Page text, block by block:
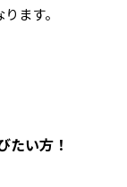
ます。
たい方！